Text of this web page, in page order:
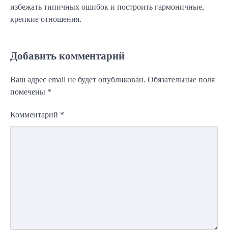
избежать типичных ошибок и построить гармоничные,
крепкие отношения.
Добавить комментарий
Ваш адрес email не будет опубликован. Обязательные поля
помечены *
Комментарий *